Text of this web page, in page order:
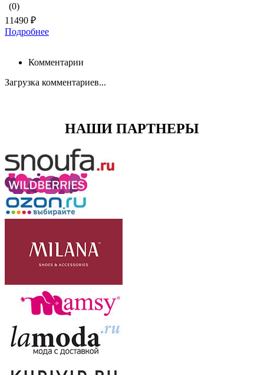
(0)
11490 ₽
Подробнее
Комментарии
Загрузка комментариев...
НАШИ ПАРТНЕРЫ